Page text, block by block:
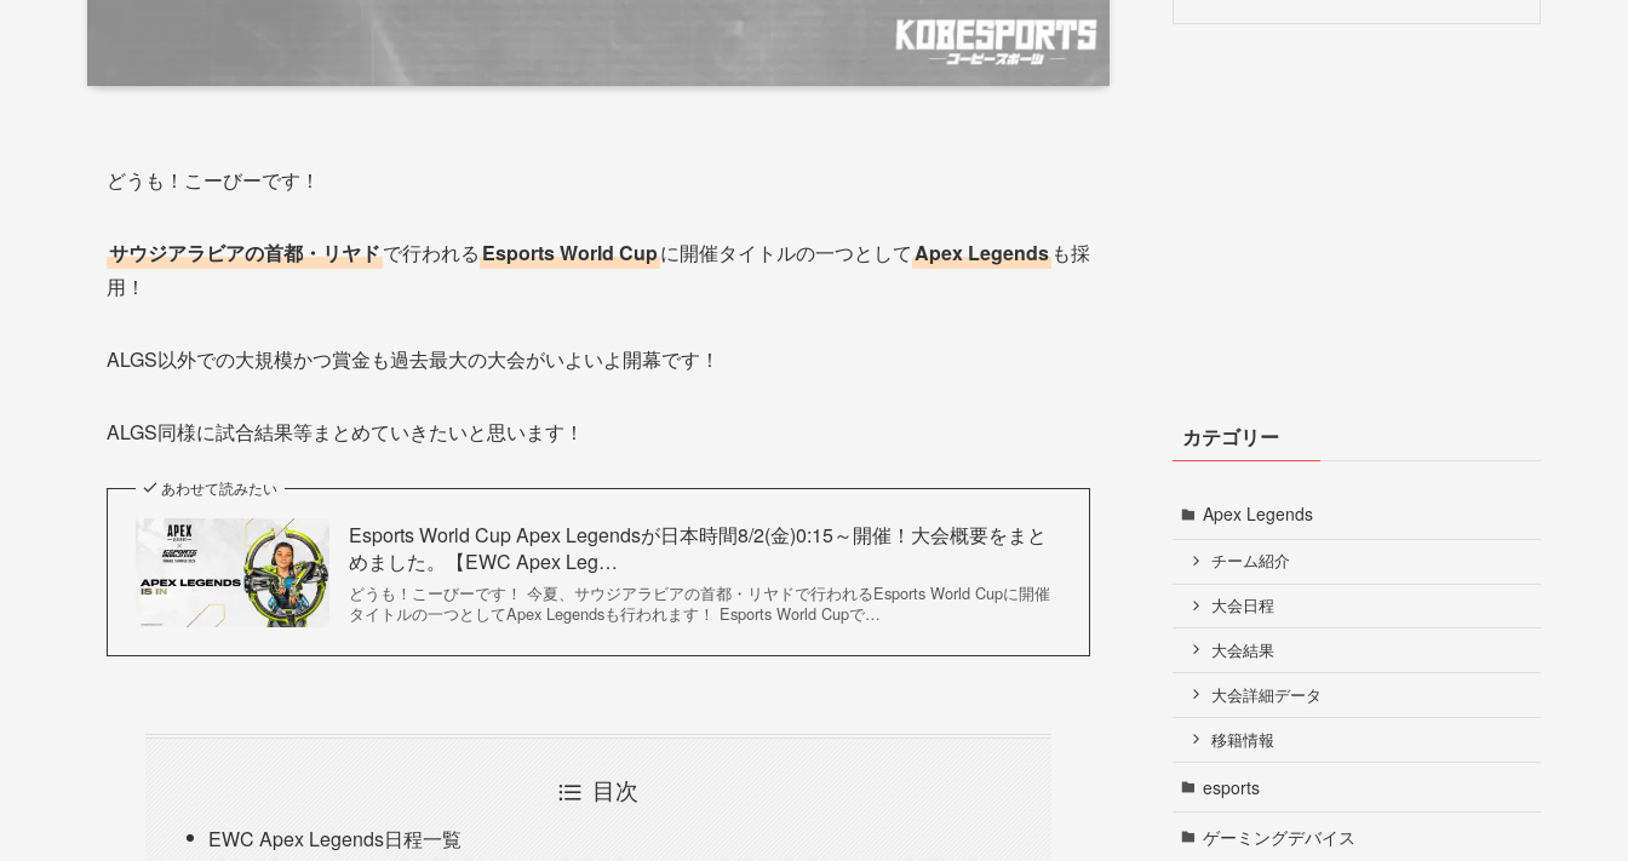
どうも！こーびーです！
サウジアラビアの首都・リヤドで行われるEsports World Cupに開催タイトルの一つとしてApex Legends も採
用！
ALGS以外での大規模かつ賞金も過去最大の大会がいよいよ開幕です！
ALGS同様に試合結果等まとめていきたいと思います！
あわせて読みたい
Esports World Cup Apex Legendsが日本時間8/2(金)0:15～開催！大会概要をまと
めました。【EWC Apex Leg…
どうも！こーびーです！ 今夏、サウジアラビアの首都・リヤドで行われるEsports World Cupに開催
タイトルの一つとしてApex Legendsも行われます！ Esports World Cupで…
目次
EWC Apex Legends日程一覧
カテゴリー
Apex Legends
チーム紹介
大会日程
大会結果
大会詳細データ
移籍情報
esports
ゲーミングデバイス